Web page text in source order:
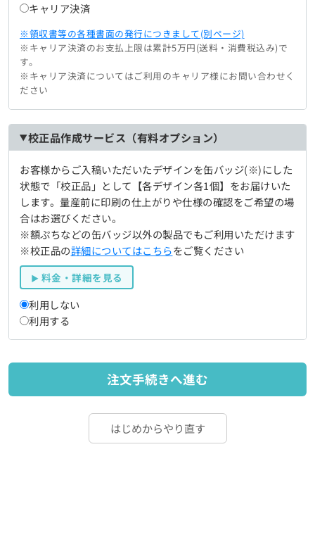
キャリア決済
※領収書等の各種書面の発行につきまして(別ページ)
※キャリア決済のお支払上限は累計5万円(送料・消費税込み)で
す。
※キャリア決済についてはご利用のキャリア様にお問い合わせく
ださい
校正品作成サービス（有料オプション）
お客様からご入稿いただいたデザインを缶バッジ(※)にした
状態で「校正品」として【各デザイン各1個】をお届けいた
します。量産前に印刷の仕上がりや仕様の確認をご希望の場
合はお選びください。
※額ぷちなどの缶バッジ以外の製品でもご利用いただけます
※校正品の詳細についてはこちらをご覧ください
料金・詳細を見る
利用しない
利用する
注文手続きへ進む
はじめからやり直す